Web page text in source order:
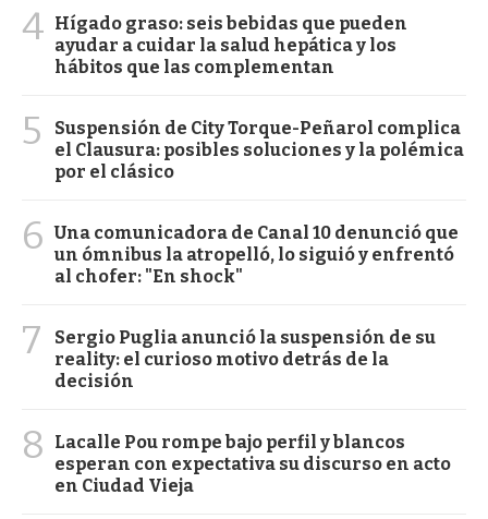
4 Hígado graso: seis bebidas que pueden
ayudar a cuidar la salud hepática y los
hábitos que las complementan
5
Suspensión de City Torque-Peñarol complica
el Clausura: posibles soluciones y la polémica
por el clásico
6 Una comunicadora de Canal 10 denunció que
un ómnibus la atropelló, lo siguió y enfrentó
al chofer: "En shock"
7
Sergio Puglia anunció la suspensión de su
reality: el curioso motivo detrás de la
decisión
8
Lacalle Pou rompe bajo perfil y blancos
esperan con expectativa su discurso en acto
en Ciudad Vieja